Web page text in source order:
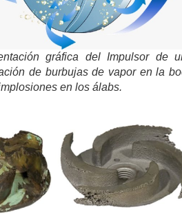
gráfica del Impulsor de
de burbujas de vapor en la
en los álabs.